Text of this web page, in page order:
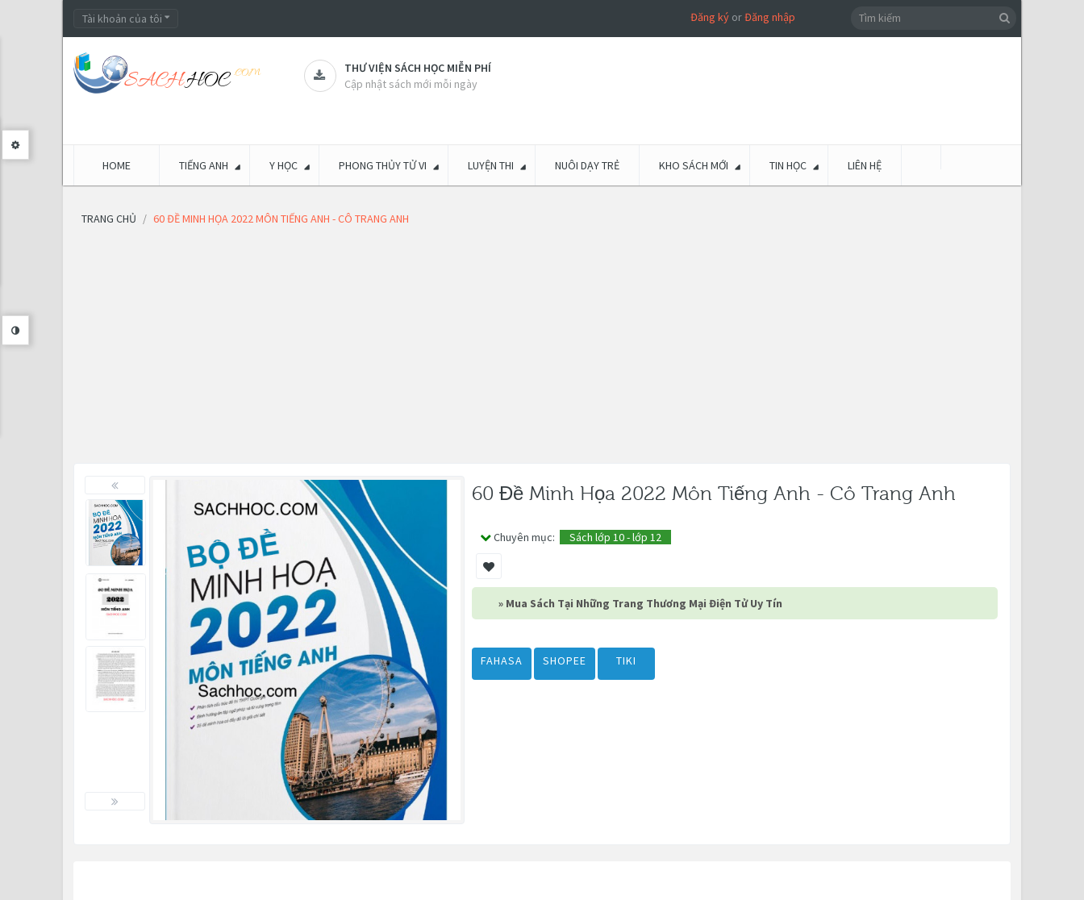
Tài khoản của tôi Đăng kýorĐăng nhập
THƯ VIỆN SÁCH HỌC MIỄN PHÍ
Cập nhật sách mới mỗi ngày
HOME TIẾNG ANH Y HỌC PHONG THỦY TỬ VI LUYỆN THI NUÔI DẠY TRẺ KHO SÁCH MỚI TIN HỌC LIÊN HỆ
TRANG CHỦ 60 ĐỀ MINH HỌA 2022 MÔN TIẾNG ANH - CÔ TRANG ANH
60 Đề Minh Họa 2022 Môn Tiếng Anh - Cô Trang Anh
Chuyên mục: Sách lớp 10 - lớp 12
» Mua Sách Tại Những Trang Thương Mại Điện Tử Uy Tín
FAHASA SHOPEE TIKI